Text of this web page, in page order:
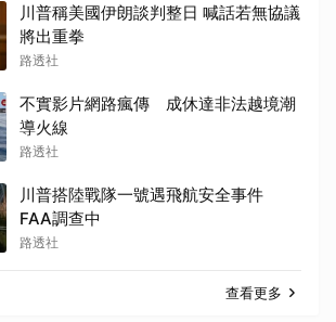
川普稱美國伊朗談判整日 喊話若無協議
將出重拳
路透社
不實影片網路瘋傳 成休達非法越境潮
導火線
路透社
川普搭陸戰隊一號遇飛航安全事件
FAA調查中
路透社
查看更多